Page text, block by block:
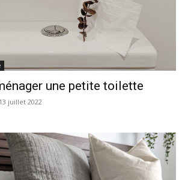
une petite toilette
13 juillet 2022